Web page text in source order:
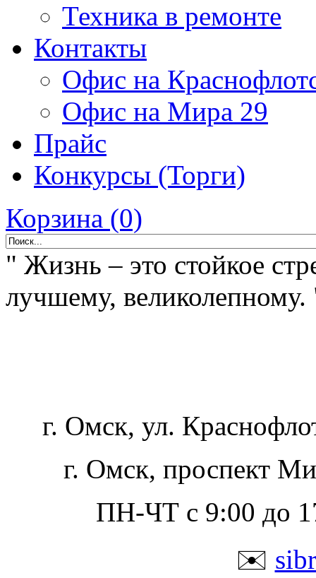
Техника в ремонте
Контакты
Офис на
Офис на Мира 29
Прайс
Конкурсы (Торги)
Корзина (0)
" Жизнь – это стойкое
лучшему, великолепному.
г. Омск, ул.
г. Омск, проспект
ПН-ЧТ с 9:00 до
✉️